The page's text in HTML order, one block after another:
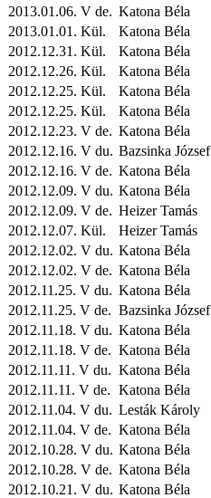
2013.01.06. V de. Katona Béla
2013.01.01. Kül. Katona Béla
2012.12.31. Kül. Katona Béla
2012.12.26. Kül. Katona Béla
2012.12.25. Kül. Katona Béla
2012.12.25. Kül. Katona Béla
2012.12.23. V de. Katona Béla
2012.12.16. V du. Bazsinka József
2012.12.16. V de. Katona Béla
2012.12.09. V du. Katona Béla
2012.12.09. V de. Heizer Tamás
2012.12.07. Kül. Heizer Tamás
2012.12.02. V du. Katona Béla
2012.12.02. V de. Katona Béla
2012.11.25. V du. Katona Béla
2012.11.25. V de. Bazsinka József
2012.11.18. V du. Katona Béla
2012.11.18. V de. Katona Béla
2012.11.11. V du. Katona Béla
2012.11.11. V de. Katona Béla
2012.11.04. V du. Lesták Károly
2012.11.04. V de. Katona Béla
2012.10.28. V du. Katona Béla
2012.10.28. V de. Katona Béla
2012.10.21. V du. Katona Béla